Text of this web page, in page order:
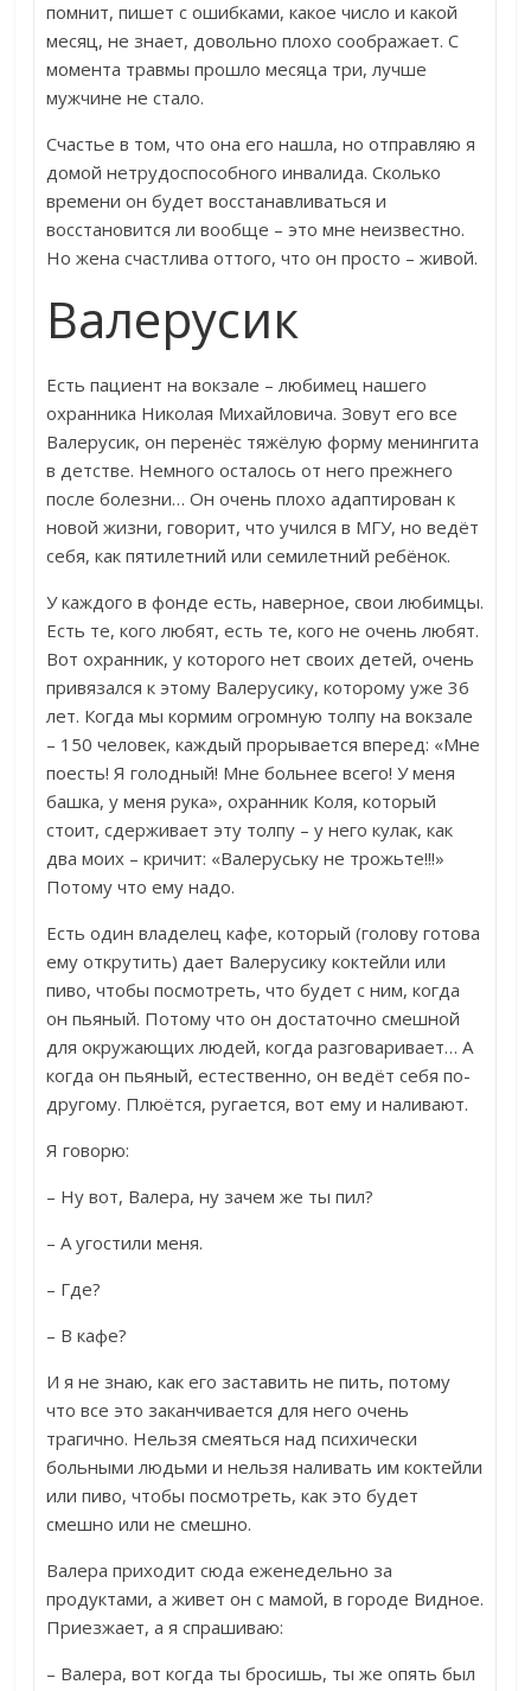
помнит, пишет с ошибками, какое число и какой
месяц, не знает, довольно плохо соображает. С
момента травмы прошло месяца три, лучше
мужчине не стало.
Счастье в том, что она его нашла, но отправляю я
домой нетрудоспособного инвалида. Сколько
времени он будет восстанавливаться и
восстановится ли вообще – это мне неизвестно.
Но жена счастлива оттого, что он просто – живой.
Валерусик
Есть пациент на вокзале – любимец нашего
охранника Николая Михайловича. Зовут его все
Валерусик, он перенёс тяжёлую форму менингита
в детстве. Немного осталось от него прежнего
после болезни… Он очень плохо адаптирован к
новой жизни, говорит, что учился в МГУ, но ведёт
себя, как пятилетний или семилетний ребёнок.
У каждого в фонде есть, наверное, свои любимцы.
Есть те, кого любят, есть те, кого не очень любят.
Вот охранник, у которого нет своих детей, очень
привязался к этому Валерусику, которому уже 36
лет. Когда мы кормим огромную толпу на вокзале
– 150 человек, каждый прорывается вперед: «Мне
поесть! Я голодный! Мне больнее всего! У меня
башка, у меня рука», охранник Коля, который
стоит, сдерживает эту толпу – у него кулак, как
два моих – кричит: «Валеруську не трожьте!!!»
Потому что ему надо.
Есть один владелец кафе, который (голову готова
ему открутить) дает Валерусику коктейли или
пиво, чтобы посмотреть, что будет с ним, когда
он пьяный. Потому что он достаточно смешной
для окружающих людей, когда разговаривает… А
когда он пьяный, естественно, он ведёт себя по-
другому. Плюётся, ругается, вот ему и наливают.
Я говорю:
– Ну вот, Валера, ну зачем же ты пил?
– А угостили меня.
– Где?
– В кафе?
И я не знаю, как его заставить не пить, потому
что все это заканчивается для него очень
трагично. Нельзя смеяться над психически
больными людьми и нельзя наливать им коктейли
или пиво, чтобы посмотреть, как это будет
смешно или не смешно.
Валера приходит сюда еженедельно за
продуктами, а живет он с мамой, в городе Видное.
Приезжает, а я спрашиваю:
– Валера, вот когда ты бросишь, ты же опять был